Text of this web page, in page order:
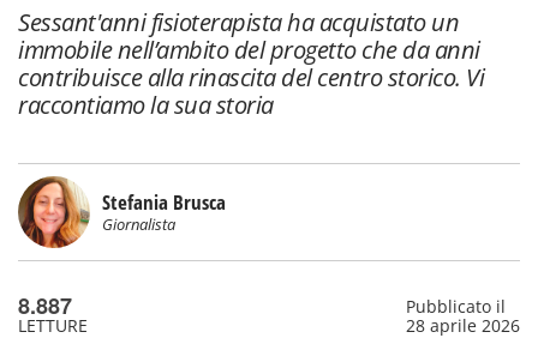
Sessant'anni fisioterapista ha acquistato un
immobile nell’ambito del progetto che da anni
contribuisce alla rinascita del centro storico. Vi
raccontiamo la sua storia
Stefania Brusca
Giornalista
8.887
LETTURE
Pubblicato il
28 aprile 2026